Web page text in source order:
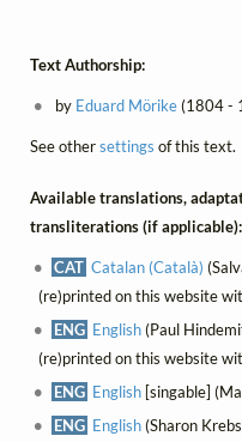
Text Authorship:
by Eduard Mörike(1804 -
See othersettings of this text.
Available translations,
transliterations (if applicable):
CAT Catalan (Català)
(re)printed on this website
ENG English(Paul
(re)printed on this website
ENG English [singable]
ENG English(Sharon